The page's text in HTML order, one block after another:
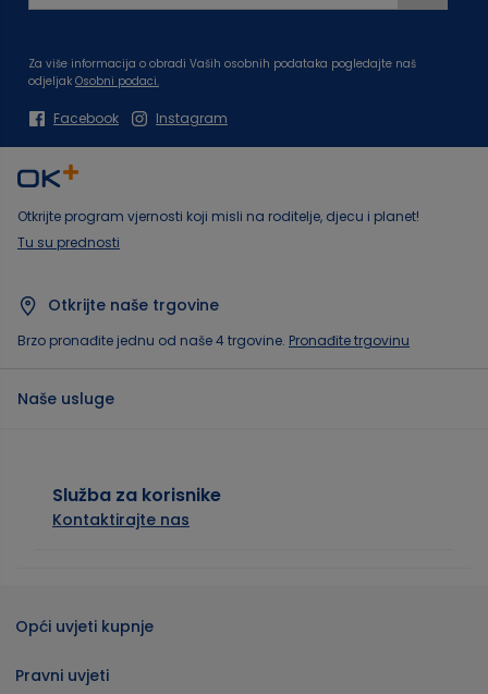
Za više informacija o obradi Vaših osobnih podataka pogledajte naš
odjeljak Osobni podaci.
Facebook Instagram
Otkrijte program vjernosti koji misli na roditelje, djecu i planet!
Tu su prednosti
Otkrijte naše trgovine
Brzo pronađite jednu od naše 4 trgovine. Pronađite trgovinu
Naše usluge
Služba za korisnike
Kontaktirajte nas
Opći uvjeti kupnje
Pravni uvjeti